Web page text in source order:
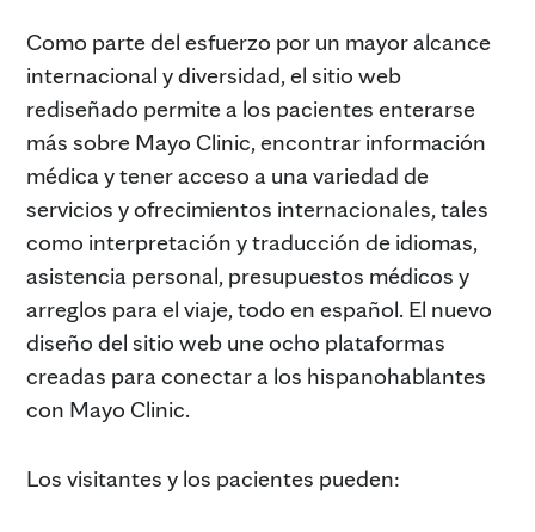
Como parte del esfuerzo por un mayor alcance
internacional y diversidad, el sitio web
rediseñado permite a los pacientes enterarse
más sobre Mayo Clinic, encontrar información
médica y tener acceso a una variedad de
servicios y ofrecimientos internacionales, tales
como interpretación y traducción de idiomas,
asistencia personal, presupuestos médicos y
arreglos para el viaje, todo en español. El nuevo
diseño del sitio web une ocho plataformas
creadas para conectar a los hispanohablantes
con Mayo Clinic.
Los visitantes y los pacientes pueden: